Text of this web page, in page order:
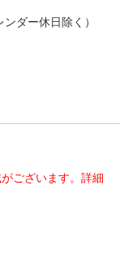
ダー休日除く）
ございます。詳細